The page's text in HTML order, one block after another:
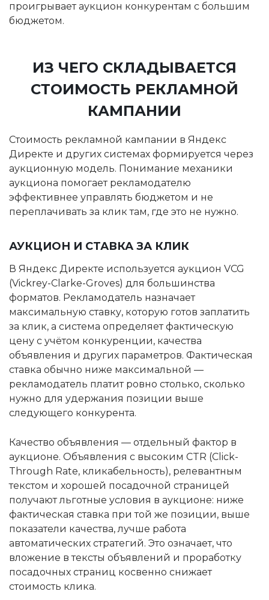
проигрывает аукцион конкурентам с большим
бюджетом.
ИЗ ЧЕГО СКЛАДЫВАЕТСЯ
СТОИМОСТЬ РЕКЛАМНОЙ
КАМПАНИИ
Стоимость рекламной кампании в Яндекс
Директе и других системах формируется через
аукционную модель. Понимание механики
аукциона помогает рекламодателю
эффективнее управлять бюджетом и не
переплачивать за клик там, где это не нужно.
АУКЦИОН И СТАВКА ЗА КЛИК
В Яндекс Директе используется аукцион VCG
(Vickrey-Clarke-Groves) для большинства
форматов. Рекламодатель назначает
максимальную ставку, которую готов заплатить
за клик, а система определяет фактическую
цену с учётом конкуренции, качества
объявления и других параметров. Фактическая
ставка обычно ниже максимальной —
рекламодатель платит ровно столько, сколько
нужно для удержания позиции выше
следующего конкурента.
Качество объявления — отдельный фактор в
аукционе. Объявления с высоким CTR (Click-
Through Rate, кликабельность), релевантным
текстом и хорошей посадочной страницей
получают льготные условия в аукционе: ниже
фактическая ставка при той же позиции, выше
показатели качества, лучше работа
автоматических стратегий. Это означает, что
вложение в тексты объявлений и проработку
посадочных страниц косвенно снижает
стоимость клика.